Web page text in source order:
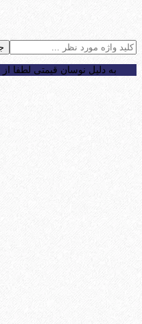
به دلیل نوسان قیمتی لطفا